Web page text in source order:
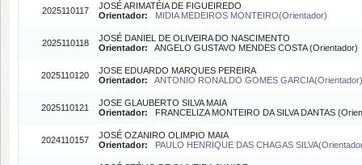
2025110117
JOSÉ ARIMATÉIA DE FIGUEIREDO
Orientador:
MIDIA MEDEIROS MONTEIRO(Orientador)
2025110118
JOSÉ DANIEL DE OLIVEIRA DO NASCIMENTO
Orientador: ANGELO GUSTAVO MENDES COSTA (Orientador)
2025110120
JOSE EDUARDO MARQUES PEREIRA
Orientador:
ANTONIO RONALDO GOMES GARCIA(Orientador)
2025110121
JOSE GLAUBERTO SILVA MAIA
Orientador: FRANCELIZA MONTEIRO DA SILVA DANTAS
2024110157
JOSÉ OZANIRO OLIMPIO MAIA
Orientador:
PAULO HENRIQUE DAS CHAGAS